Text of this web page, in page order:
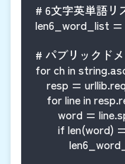
# 6文字英単語リ
len6_word_list
# パブリックド
for ch in
resp =
for line in
word =
if